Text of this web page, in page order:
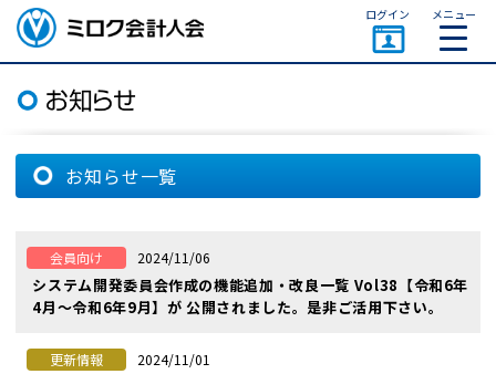
ミロク会計人会 MIROKU
ACCOUNTING PERSON
ASSOCIATION
ログイン メニュー
お知らせ一覧
会員向け 2024/11/06
システム開発委員会作成の機能追加・改良一覧 Vol38【令和6年
4月～令和6年9月】が 公開されました。是非ご活用下さい。
更新情報 2024/11/01